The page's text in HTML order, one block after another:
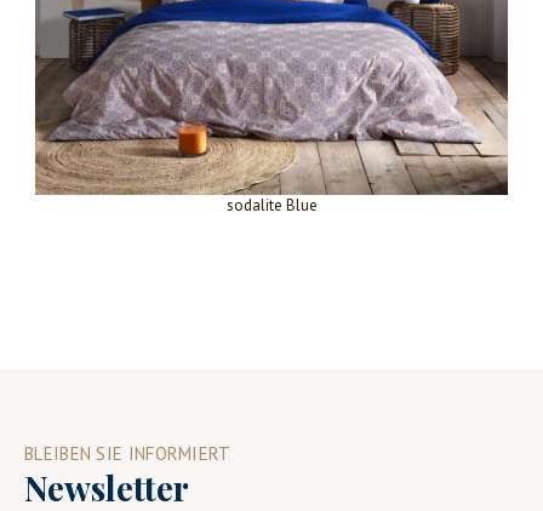
sodalite Blue
BLEIBEN SIE INFORMIERT
Newsletter